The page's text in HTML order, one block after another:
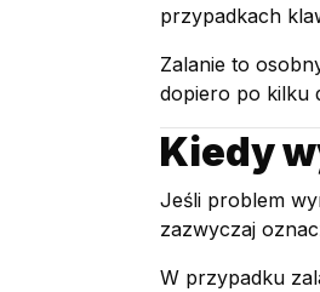
przypadkach
Zalanie to
dopiero po kilku
Kiedy
Jeśli problem
zazwyczaj
W przypadku